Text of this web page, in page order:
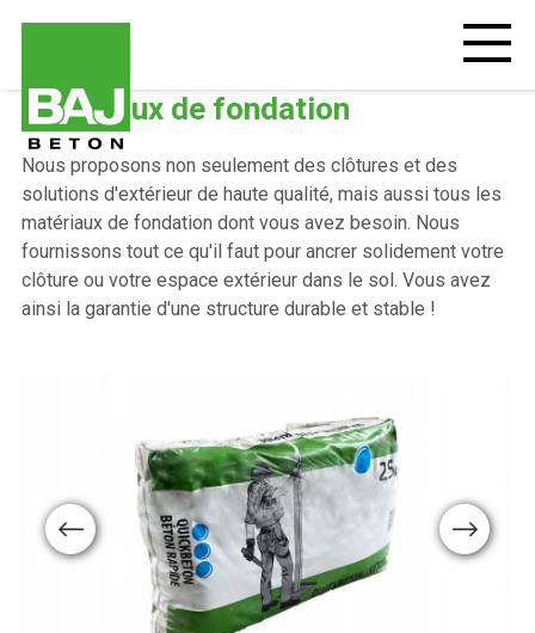
principal
Open
mobiel
Foundation
Materials
Previous Next
Matériaux de fondation
Nous proposons non seulement des clôtures et des
solutions d'extérieur de haute qualité, mais aussi tous les
matériaux de fondation dont vous avez besoin. Nous
fournissons tout ce qu'il faut pour ancrer solidement votre
clôture ou votre espace extérieur dans le sol. Vous avez
ainsi la garantie d'une structure durable et stable !